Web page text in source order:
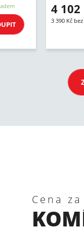
4 102
3 390 Kč
Cena za